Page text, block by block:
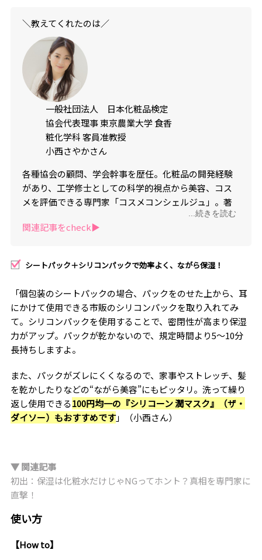
＼教えてくれたのは／
一般社団法人 日本化粧品検定
協会代表理事 東京農業大学 食香
粧化学科 客員准教授
小西さやかさん
各種協会の顧問、学会幹事を歴任。化粧品の開発経験
があり、工学修士としての科学的視点から美容、コス
メを評価できる専門家「コスメコンシェルジュ」。著
...続きを読む
関連記事をcheck▶︎
シートパック＋シリコンパックで効率よく、ながら保湿！
「個包装のシートパックの場合、パックをのせた上から、耳
にかけて使用できる市販のシリコンパックを取り入れてみ
て。シリコンパックを使用することで、密閉性が高まり保湿
力がアップ。パックが乾かないので、規定時間より5～10分
長持ちしますよ。
また、パックがズレにくくなるので、家事やストレッチ、髪
を乾かしたりなどの“ながら美容”にもピッタリ。洗って繰り
返し使用できる100円均一の『シリコーン 潤マスク』（ザ・
ダイソー）もおすすめです」（小西さん）
▼ 関連記事
初出：保湿は化粧水だけじゃNGってホント？真相を専門家に
直撃！
使い方
【How to】